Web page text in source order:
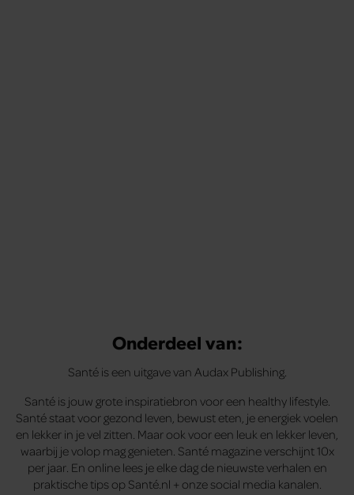
Onderdeel van:
Santé is een uitgave van Audax Publishing.
Santé is jouw grote inspiratiebron voor een healthy lifestyle.
Santé staat voor gezond leven, bewust eten, je energiek voelen
en lekker in je vel zitten. Maar ook voor een leuk en lekker leven,
waarbij je volop mag genieten. Santé magazine verschijnt 10x
per jaar. En online lees je elke dag de nieuwste verhalen en
praktische tips op Santé.nl + onze social media kanalen.